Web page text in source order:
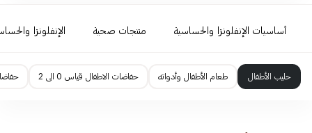
أساسيات الإنفلونزا والحساسية منتجات صحية الإنفلونزا
حليب الأطفال طعام الأطفال وأدواته حفاضات الاطفال قياس 0 الى 2